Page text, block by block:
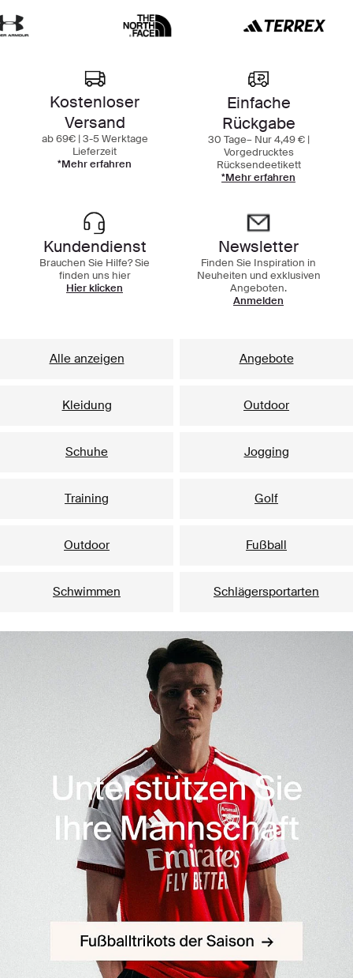
Kostenloser
Versand
ab 69€ | 3-5 Werktage
Lieferzeit
*Mehr erfahren
Einfache
Rückgabe
30 Tage– Nur 4,49 € |
Vorgedrucktes
Rücksendeetikett
*Mehr erfahren
Kundendienst
Brauchen Sie Hilfe? Sie
finden uns hier
Hier klicken
Newsletter
Finden Sie Inspiration in
Neuheiten und exklusiven
Angeboten.
Anmelden
Alle anzeigen Angebote
Kleidung Outdoor
Schuhe Jogging
Training Golf
Outdoor Fußball
Schwimmen Schlägersportarten